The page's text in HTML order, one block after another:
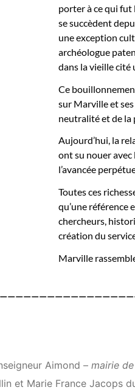
porter à ce qui fut
se succèdent
une exception
archéologue
dans la vieille cité
Ce
sur Marville et
neutralité et de la
Aujourd’hui, la
ont su nouer
l’avancée
Toutes ces
qu’une référence
chercheurs,
création du
Marville
Aimond –mairie
et Marie France Jacops